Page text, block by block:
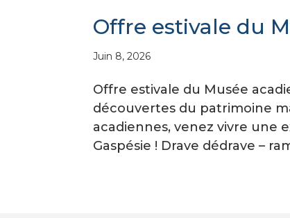
Offre estivale du
Juin 8, 2026
Offre estivale du Musée
découvertes du patrimoine
acadiennes, venez vivre une
Gaspésie ! Drave dédrave –